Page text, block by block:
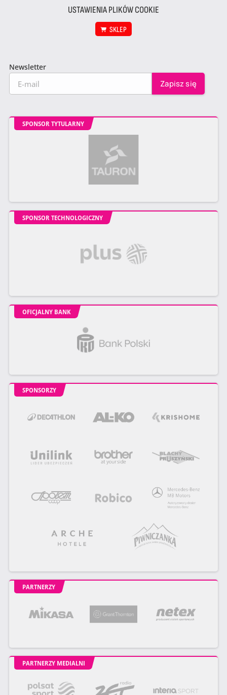
USTAWIENIA PLIKÓW COOKIE
SKLEP
Newsletter
SPONSOR TYTULARNY
SPONSOR TECHNOLOGICZNY
OFICJALNY BANK
SPONSORZY
PARTNERZY
PARTNERZY MEDIALNI